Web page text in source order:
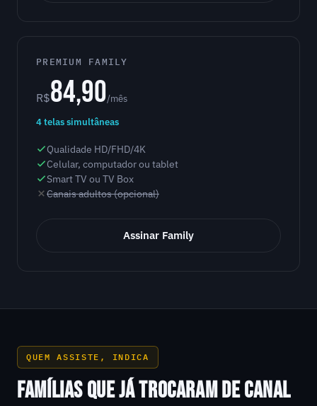
PREMIUM FAMILY
R$84,90/mês
4 telas simultâneas
Qualidade HD/FHD/4K
Celular, computador ou tablet
Smart TV ou TV Box
Canais adultos (opcional)
Assinar Family
QUEM ASSISTE, INDICA
FAMÍLIAS QUE JÁ TROCARAM DE CANAL